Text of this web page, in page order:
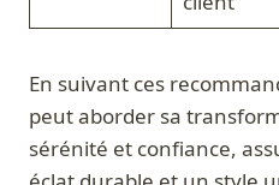
En suivant ces
peut aborder sa
sérénité et confiance,